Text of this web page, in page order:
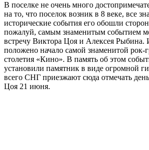
В поселке не очень много
на то, что поселок возник в 8 веке, все
исторические события его обошли
пожалуй, самым знаменитым событием
встречу Виктора Цоя и Алексея Рыбина.
положено начало самой знаменитой
столетия «Кино». В память об этом
установили памятник в виде огромной
всего СНГ приезжают сюда отмечать
Цоя 21 июня.